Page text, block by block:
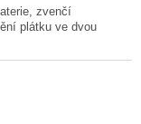
zvenčí
plátku ve dvou